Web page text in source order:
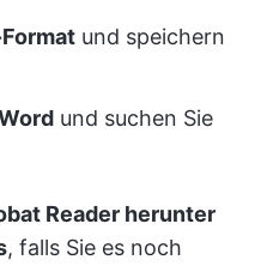
und speichern
und suchen Sie
Reader herunter
, falls Sie es noch